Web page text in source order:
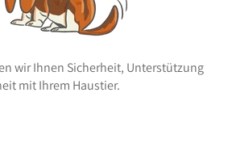
wir Ihnen Sicherheit, Unterstützung
mit Ihrem Haustier.